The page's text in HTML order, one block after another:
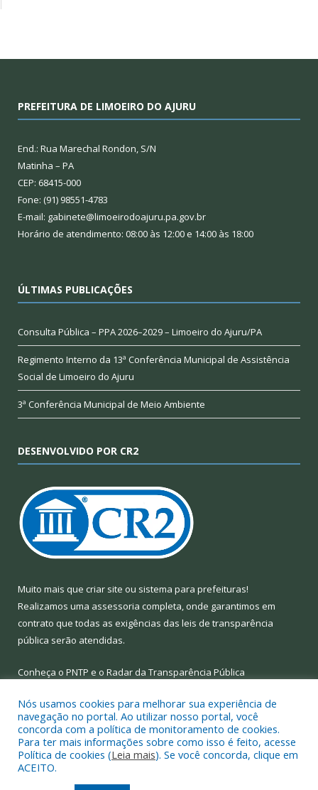
PREFEITURA DE LIMOEIRO DO AJURU
End.: Rua Marechal Rondon, S/N
Matinha – PA
CEP: 68415-000
Fone: (91) 98551-4783
E-mail: gabinete@limoeirodoajuru.pa.gov.br
Horário de atendimento: 08:00 às 12:00 e 14:00 às 18:00
ÚLTIMAS PUBLICAÇÕES
Consulta Pública – PPA 2026–2029 – Limoeiro do Ajuru/PA
Regimento Interno da 13ª Conferência Municipal de Assistência
Social de Limoeiro do Ajuru
3ª Conferência Municipal de Meio Ambiente
DESENVOLVIDO POR CR2
Muito mais que criar site ou sistema para prefeituras!
Realizamos uma assessoria completa, onde garantimos em
contrato que todas as exigências das leis de transparência
pública serão atendidas.
Conheça o PNTP e o Radar da Transparência Pública
Todos os direitos reservados a Prefeitura Municipal de Limoeiro
do Ajuru.
Nós usamos cookies para melhorar sua experiência de
navegação no portal. Ao utilizar nosso portal, você
concorda com a política de monitoramento de cookies.
Para ter mais informações sobre como isso é feito, acesse
Política de cookies (Leia mais). Se você concorda, clique em
ACEITO.